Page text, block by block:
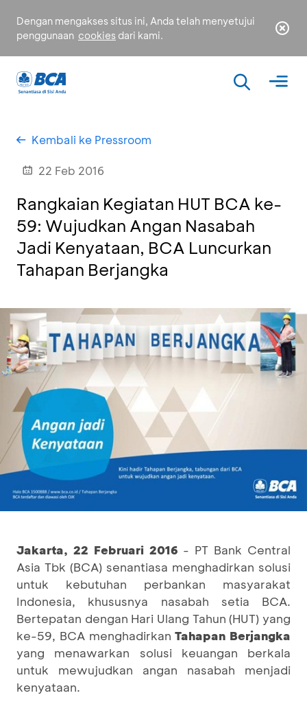
Dengan mengakses situs ini, Anda telah menyetujui
penggunaan cookies dari kami.
Kembali ke Pressroom
22 Feb 2016
Rangkaian Kegiatan HUT BCA ke-
59: Wujudkan Angan Nasabah
Jadi Kenyataan, BCA Luncurkan
Tahapan Berjangka
Jakarta, 22 Februari 2016 - PT Bank Central
Asia Tbk (BCA) senantiasa menghadirkan solusi
untuk kebutuhan perbankan masyarakat
Indonesia, khususnya nasabah setia BCA.
Bertepatan dengan Hari Ulang Tahun (HUT) yang
ke-59, BCA menghadirkanTahapan Berjangka
yang menawarkan solusi keuangan berkala
untuk mewujudkan angan nasabah menjadi
kenyataan.